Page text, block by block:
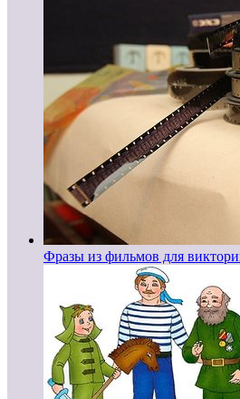
Фразы из фильмов для